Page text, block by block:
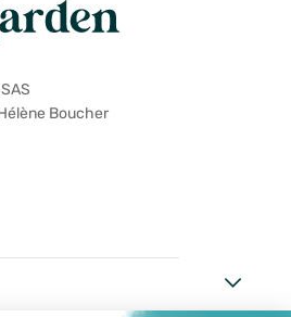
Boucher